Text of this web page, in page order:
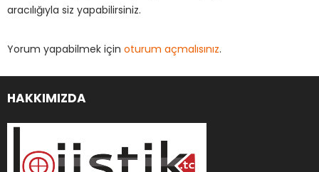
aracılığıyla siz yapabilirsiniz.
Yorum yapabilmek için oturum açmalısınız.
HAKKIMIZDA